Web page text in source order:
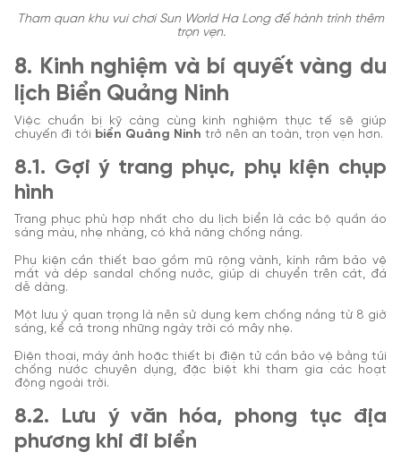
Tham quan khu vui chơi Sun World Ha Long để hành trình thêm
trọn vẹn.
8. Kinh nghiệm và bí quyết vàng du
lịch Biển Quảng Ninh
Việc chuẩn bị kỹ càng cùng kinh nghiệm thực tế sẽ giúp
chuyến đi tới biển Quảng Ninh trở nên an toàn, trọn vẹn hơn.
8.1. Gợi ý trang phục, phụ kiện chụp
hình
Trang phục phù hợp nhất cho du lịch biển là các bộ quần áo
sáng màu, nhẹ nhàng, có khả năng chống nắng.
Phụ kiện cần thiết bao gồm mũ rộng vành, kính râm bảo vệ
mắt và dép sandal chống nước, giúp di chuyển trên cát, đá
dễ dàng.
Một lưu ý quan trọng là nên sử dụng kem chống nắng từ 8 giờ
sáng, kể cả trong những ngày trời có mây nhẹ.
Điện thoại, máy ảnh hoặc thiết bị điện tử cần bảo vệ bằng túi
chống nước chuyên dụng, đặc biệt khi tham gia các hoạt
động ngoài trời.
8.2. Lưu ý văn hóa, phong tục địa
phương khi đi biển